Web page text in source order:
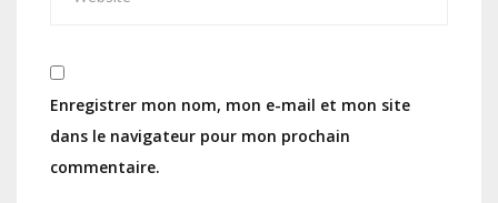
Enregistrer mon nom, mon e-mail et mon site
dans le navigateur pour mon prochain
commentaire.